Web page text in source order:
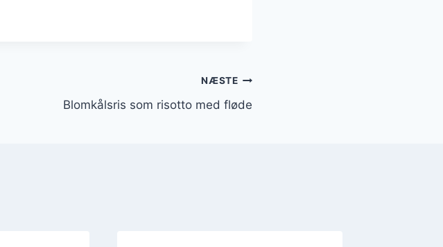
NÆSTE
Blomkålsris som risotto med fløde